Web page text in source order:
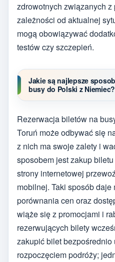
zdrowotnych związanych
zależności od aktualnej
mogą obowiązywać
testów czy szczepień.
Jakie są najlepsze
busy do Polski z Niemiec?
Rezerwacja biletów na
Toruń może odbywać się
z nich ma swoje zalety i
sposobem jest zakup
strony internetowej
mobilnej. Taki sposób
porównania cen oraz
wiąże się z promocjami i
rezerwujących bilety
zakupić bilet bezpośrednio
rozpoczęciem podróży;